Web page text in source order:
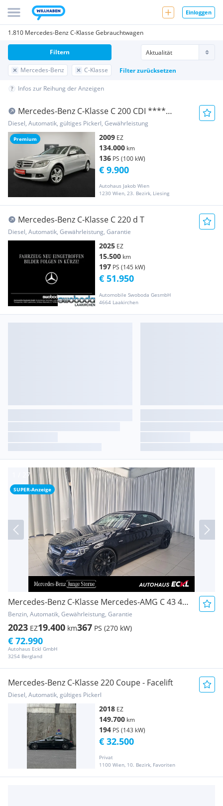
Einloggen
1.810 Mercedes-Benz C-Klasse Gebrauchtwagen
Mercedes-Benz C-Klasse Filter zurücksetzen
Filtern
Infos zur Reihung der Anzeigen
Premium
Mercedes-Benz C-Klasse C 200 CDI ****
AUTOMATIK **** SOFORT-KREDIT-MÖG...
Diesel, Automatik, gültiges Pickerl, Gewährleistung
2009 EZ
134.000 km
136 PS (100 kW)
Autohaus Jakob Wien
1230 Wien, 23. Bezirk, Liesing
€ 9.900
Mercedes-Benz C-Klasse C 220 d T
Diesel, Automatik, Gewährleistung, Garantie
2025 EZ
15.500 km
197 PS (145 kW)
Automobile Swoboda GesmbH
4664 Laakirchen
€ 51.950
SUPER-Anzeige
Mercedes-Benz C-Klasse Mercedes-AMG C 43 4MATIC Cabriolet SpurW
Benzin, Automatik, Gewährleistung, Garantie
2023 EZ19.400 km367 PS (270 kW)
Autohaus Eckl GmbH
3254 Bergland
€ 72.990
Mercedes-Benz C-Klasse 220 Coupe - Facelift
Diesel, Automatik, gültiges Pickerl
2018 EZ
149.700 km
194 PS (143 kW)
Privat
1100 Wien, 10. Bezirk, Favoriten
€ 32.500